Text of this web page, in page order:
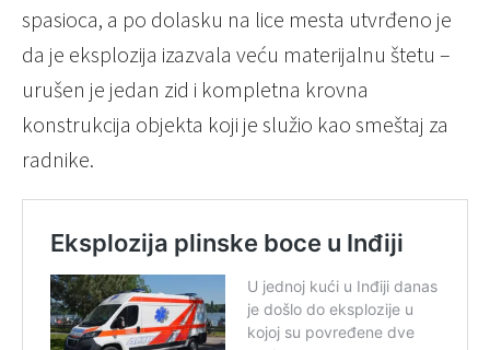
spasioca, a po dolasku na lice mesta utvrđeno je
da je eksplozija izazvala veću materijalnu štetu –
urušen je jedan zid i kompletna krovna
konstrukcija objekta koji je služio kao smeštaj za
radnike.